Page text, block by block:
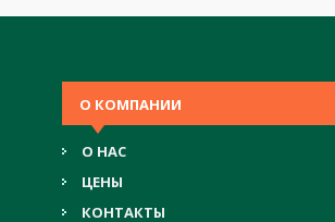
О КОМПАНИИ
О НАС
ЦЕНЫ
КОНТАКТЫ